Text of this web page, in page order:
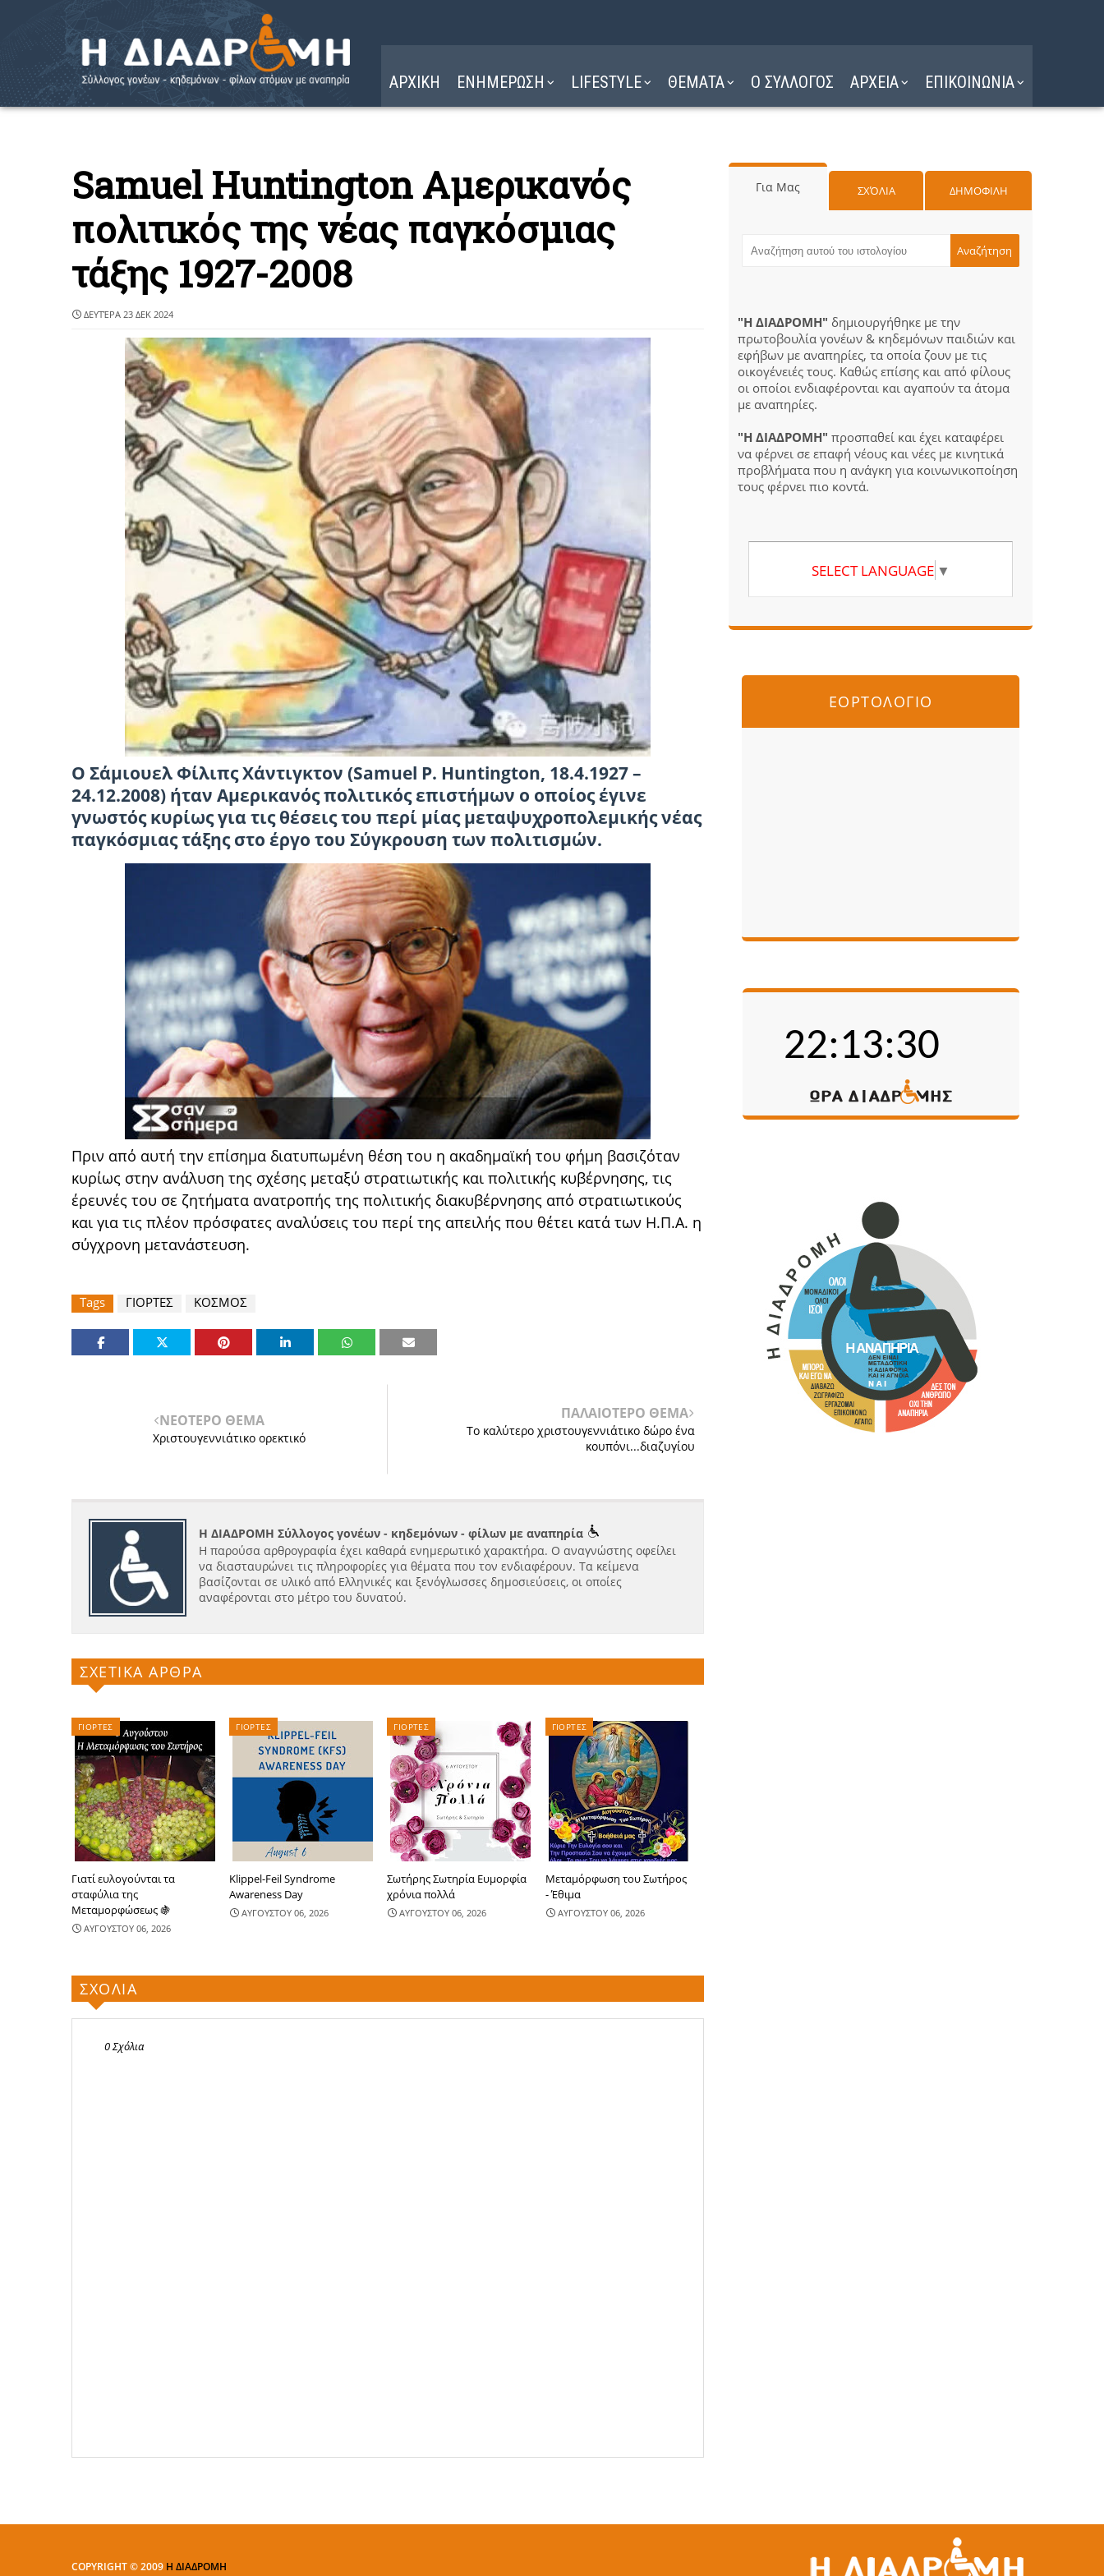
ΑΡΧΙΚΗ ΕΝΗΜΕΡΩΣΗ LIFESTYLE ΘΕΜΑΤΑ Ο ΣΥΛΛΟΓΟΣ ΑΡΧΕΙΑ ΕΠΙΚΟΙΝΩΝΙΑ
Samuel Huntington Αμερικανός
πολιτικός της νέας παγκόσμιας
τάξης 1927-2008
ΔΕΥΤΈΡΑ 23 ΔΕΚ 2024
Ο Σάμιουελ Φίλιπς Χάντιγκτον (Samuel P. Huntington, 18.4.1927 –
24.12.2008) ήταν Αμερικανός πολιτικός επιστήμων ο οποίος έγινε
γνωστός κυρίως για τις θέσεις του περί μίας μεταψυχροπολεμικής νέας
παγκόσμιας τάξης στο έργο του Σύγκρουση των πολιτισμών.
Πριν από αυτή την επίσημα διατυπωμένη θέση του η ακαδημαϊκή του φήμη βασιζόταν
κυρίως στην ανάλυση της σχέσης μεταξύ στρατιωτικής και πολιτικής κυβέρνησης, τις
έρευνές του σε ζητήματα ανατροπής της πολιτικής διακυβέρνησης από στρατιωτικούς
και για τις πλέον πρόσφατες αναλύσεις του περί της απειλής που θέτει κατά των Η.Π.Α. η
σύγχρονη μετανάστευση.
Tags ΓΙΟΡΤΕΣ ΚΟΣΜΟΣ
ΝΕΟΤΕΡΟ ΘΕΜΑ
Χριστουγεννιάτικο ορεκτικό
ΠΑΛΑΙΟΤΕΡΟ ΘΕΜΑ
Το καλύτερο χριστουγεννιάτικο δώρο ένα
κουπόνι...διαζυγίου
Η ΔΙΑΔΡΟΜΗ Σύλλογος γονέων - κηδεμόνων - φίλων με αναπηρία
Η παρούσα αρθρογραφία έχει καθαρά ενημερωτικό χαρακτήρα. Ο αναγνώστης οφείλει
να διασταυρώνει τις πληροφορίες για θέματα που τον ενδιαφέρουν. Τα κείμενα
βασίζονται σε υλικό από Ελληνικές και ξενόγλωσσες δημοσιεύσεις, οι οποίες
αναφέρονται στο μέτρο του δυνατού.
ΣΧΕΤΙΚΑ ΑΡΘΡΑ
ΓΙΟΡΤΕΣ
Γιατί ευλογούνται τα
σταφύλια της
Μεταμορφώσεως 🍇
ΑΥΓΟΥΣΤΟΥ 06, 2026
ΓΙΟΡΤΕΣ
Klippel-Feil Syndrome
Awareness Day
ΑΥΓΟΥΣΤΟΥ 06, 2026
ΓΙΟΡΤΕΣ
Σωτήρης Σωτηρία Ευμορφία
χρόνια πολλά
ΑΥΓΟΥΣΤΟΥ 06, 2026
ΓΙΟΡΤΕΣ
Μεταμόρφωση του Σωτήρος
- Έθιμα
ΑΥΓΟΥΣΤΟΥ 06, 2026
ΣΧΟΛΙΑ
0 Σχόλια
Για Μας ΣΧΌΛΙΑ ΔΗΜΟΦΙΛΗ
"Η ΔΙΑΔΡΟΜΗ" δημιουργήθηκε με την
πρωτοβουλία γονέων & κηδεμόνων παιδιών και
εφήβων με αναπηρίες, τα οποία ζουν με τις
οικογένειές τους. Καθώς επίσης και από φίλους
οι οποίοι ενδιαφέρονται και αγαπούν τα άτομα
με αναπηρίες.
"Η ΔΙΑΔΡΟΜΗ" προσπαθεί και έχει καταφέρει
να φέρνει σε επαφή νέους και νέες με κινητικά
προβλήματα που η ανάγκη για κοινωνικοποίηση
τους φέρνει πιο κοντά.
SELECT LANGUAGE ▼
ΕΟΡΤΟΛΟΓΙΟ
COPYRIGHT © 2009 Η ΔΙΑΔΡΟΜΗ